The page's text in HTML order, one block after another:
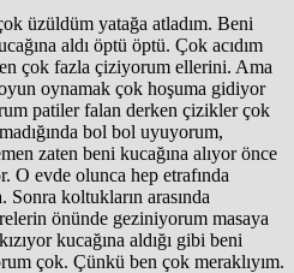
üzüldüm yatağa atladım. Beni
aldı öptü öptü. Çok acıdım
çok fazla çiziyorum ellerini. Ama
oynamak çok hoşuma gidiyor
patiler falan derken çizikler çok
bol bol uyuyorum,
zaten beni kucağına alıyor önce
O evde olunca hep etrafında
Sonra koltukların arasında
önünde geziniyorum masaya
kucağına aldığı gibi beni
çok. Çünkü ben çok meraklıyım.